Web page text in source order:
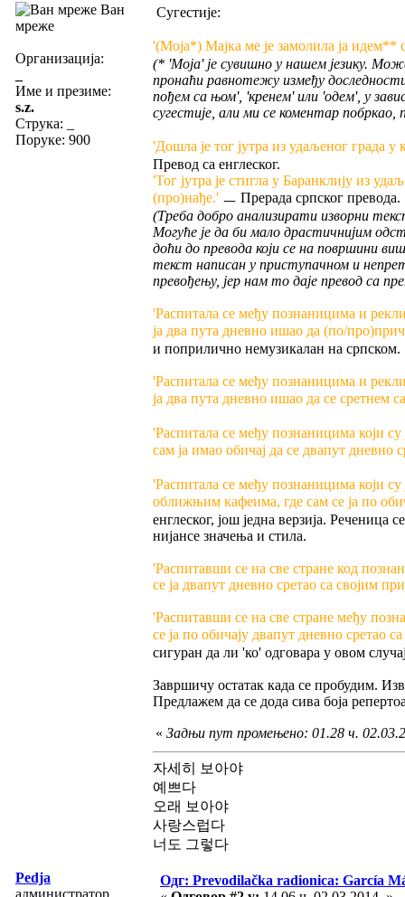
Ван
мреже
Организација:
Име и презиме:
s.z.
Струка:
Поруке: 900
Сугестије:
'(Моја*) Мајка ме је замолила ја идем**
(* 'Моја' је сувишно у нашем језику.
пронаћи равнотежу између
пођем са њом', 'кренем' или 'одем', у
сугестије, али ми се коментар
'Дошла је тог јутра из удаљеног града
Превод са енглеског.
'Тог јутра је стигла у Баранклију из
(про)нађе.' ㅡ Прерада српског превода.
(Треба добро анализирати изворни
Могуће је да би мало драстичнијим
доћи до превода који се на површини
текст написан у приступачном и
превођењу, јер нам то даје превод са
'Распитала се међу познаницима и
ја два пута дневно ишао да (по/
и поприлично немузикалан на српском.
'Распитала се међу познаницима и
ја два пута дневно ишао да се сретнем
'Распитала се међу познаницима који
сам ја имао обичај да се двапут дневно
'Распитала се међу познаницима који су
оближњим кафеима, где сам се ја по
енглеског, још једна верзија.
нијансе значења и стила.
'Распитавши се на све стране код
се ја двапут дневно сретао са својим
'Распитавши се на све стране међу
се ја по обичају двапут дневно сретао
сигуран да ли 'ко' одговара у овом
Завршичу остатак када се пробудим.
Предлажем да се дода сива боја
« Задњи пут промењено: 01.28 ч.
자세히 보아야
예쁘다
오래 보아야
사랑스럽다
너도 그렇다
Pedja
администратор
Одг: Prevodilačka radionica: García